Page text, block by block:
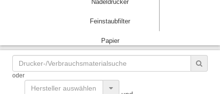
Nadeldrucker
Feinstaubfilter
Papier
oder